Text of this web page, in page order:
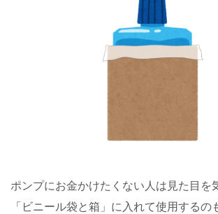
ポンプにお金かけたくない人は見た目を
「ビニール袋と箱」に入れて使用するの